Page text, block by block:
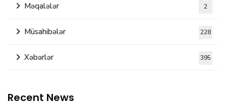
Məqalələr 2
Müsahibələr 228
Xəbərlər 395
Recent News